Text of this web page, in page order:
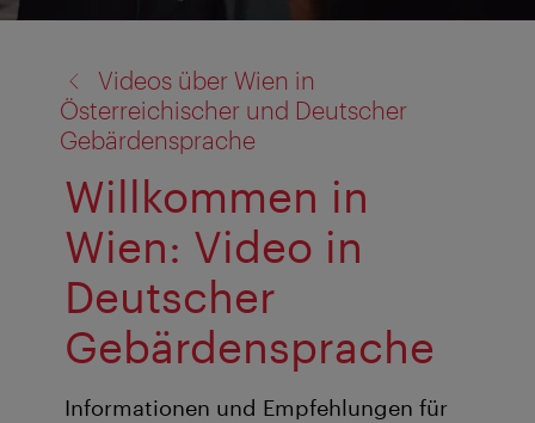
Videos über Wien in
Österreichischer und Deutscher
Gebärdensprache
Willkommen in
Wien: Video in
Deutscher
Gebärdensprache
Informationen und Empfehlungen für